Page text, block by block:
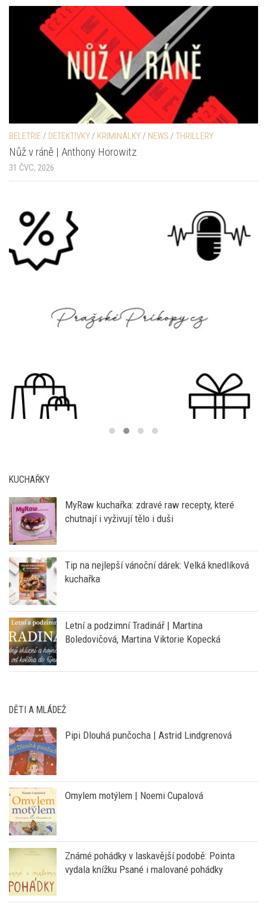
BELETRIE/ DETEKTIVKY/ KRIMINÁLKY/ NEWS / THRILLERY
Nůž v ráně | Anthony Horowitz
31 ČVC, 2026
KUCHAŘKY
MyRaw kuchařka: zdravé raw recepty, které
chutnají i vyživují tělo i duši
Tip na nejlepší vánoční dárek: Velká knedlíková
kuchařka
Letní a podzimní Tradinář | Martina
Boledovičová, Martina Viktorie Kopecká
DĚTI A MLÁDEŽ
Pipi Dlouhá punčocha | Astrid Lindgrenová
Omylem motýlem | Noemi Cupalová
Známé pohádky v laskavější podobě: Pointa
vydala knížku Psané i malované pohádky